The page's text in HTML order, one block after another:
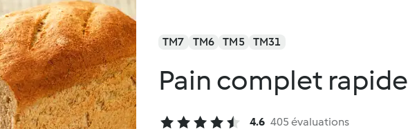
TM7 TM6 TM5 TM31
Pain complet rapide
4.6 405 évaluations